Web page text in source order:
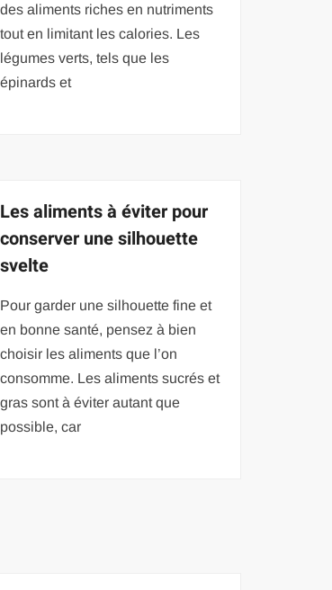
des aliments riches en nutriments
tout en limitant les calories. Les
légumes verts, tels que les
épinards et
Les aliments à éviter pour
conserver une silhouette
svelte
Pour garder une silhouette fine et
en bonne santé, pensez à bien
choisir les aliments que l’on
consomme. Les aliments sucrés et
gras sont à éviter autant que
possible, car